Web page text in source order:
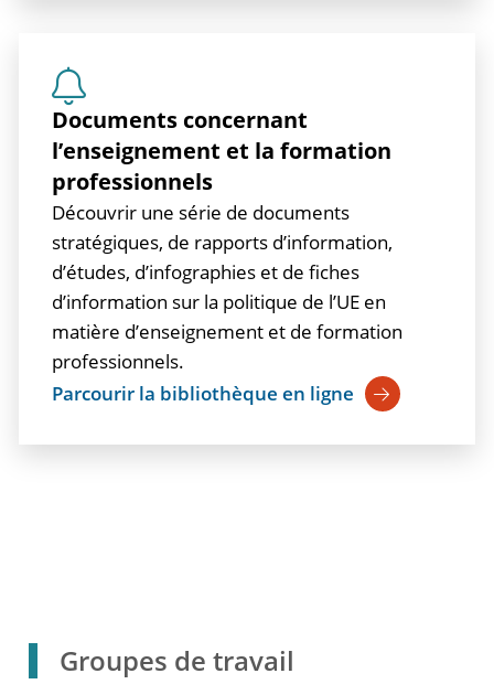
Documents concernant
l’enseignement et la formation
professionnels
Découvrir une série de documents
stratégiques, de rapports d’information,
d’études, d’infographies et de fiches
d’information sur la politique de l’UE en
matière d’enseignement et de formation
professionnels.
Parcourir la bibliothèque en ligne
Groupes de travail